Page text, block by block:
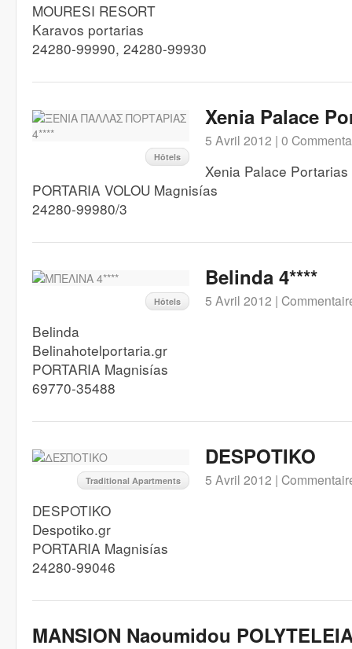
MOURESI RESORT
Karavos portarias
24280-99990, 24280-99930
Hôtels
Xenia Palace
5 Avril 2012 | 0
Xenia Palace Portarias
PORTARIA VOLOU Magnisías
24280-99980/3
Hôtels
Belinda 4****
5 Avril 2012 |
Belinda
Belinahotelportaria.gr
PORTARIA Magnisías
69770-35488
Traditional Apartments
DESPOTIKO
5 Avril 2012 |
DESPOTIKO
Despotiko.gr
PORTARIA Magnisías
24280-99046
MANSION Naoumidou